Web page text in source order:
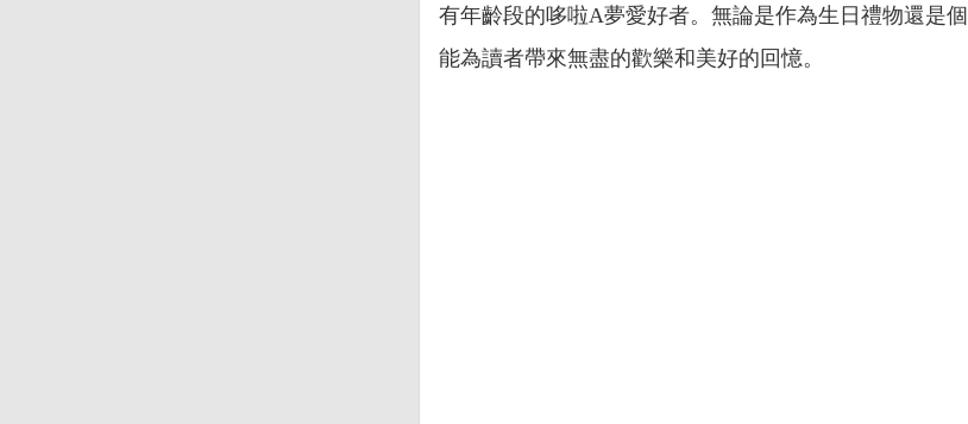
有年齡段的哆啦A夢愛好者。無論是作為生日禮物還是
能為讀者帶來無盡的歡樂和美好的回憶。